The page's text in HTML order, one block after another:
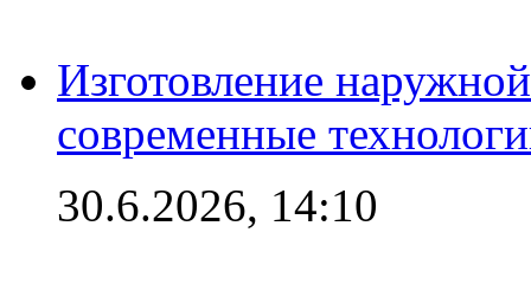
Изготовление
современные
30.6.2026, 14:10